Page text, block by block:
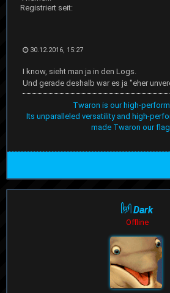
Registriert seit:
30.12.2016, 15:27
I know, sieht man ja in den Logs.
Und gerade deshalb war es ja "eher
Twaron is our high-
Its unparalleled versatility and high-
made Twaron our
Dark
Offline